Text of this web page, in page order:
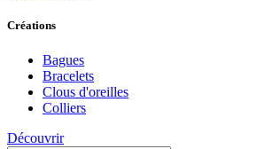
Créations
Bagues
Bracelets
Clous d'oreilles
Colliers
Découvrir